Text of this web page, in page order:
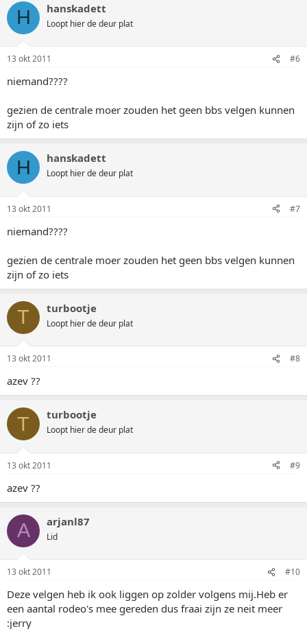
H hanskadett
Loopt hier de deur plat
13 okt 2011 #6
niemand????
gezien de centrale moer zouden het geen bbs velgen kunnen
zijn of zo iets
H hanskadett
Loopt hier de deur plat
13 okt 2011 #7
niemand????
gezien de centrale moer zouden het geen bbs velgen kunnen
zijn of zo iets
T turbootje
Loopt hier de deur plat
13 okt 2011 #8
azev ??
T turbootje
Loopt hier de deur plat
13 okt 2011 #9
azev ??
A arjanl87
Lid
13 okt 2011 #10
Deze velgen heb ik ook liggen op zolder volgens mij.Heb er
een aantal rodeo's mee gereden dus fraai zijn ze neit meer
:jerry